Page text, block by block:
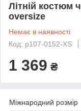
Літній костюм
oversize
Немає в наявності
Код: p107-0152-XS
1 369 ₴
Міжнародний розмір